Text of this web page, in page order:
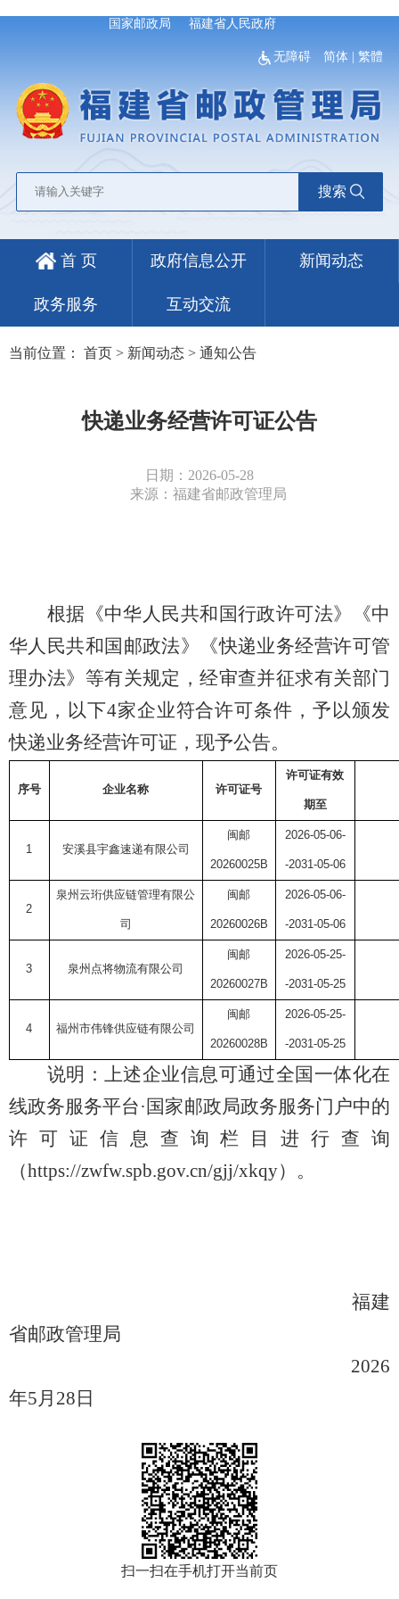
国家邮政局 福建省人民政府
无障碍 简体 |繁體
搜索
首 页 政府信息公开 新闻动态
政务服务 互动交流
当前位置： 首页 > 新闻动态 > 通知公告
快递业务经营许可证公告
日期：2026-05-28
来源：福建省邮政管理局
根据《中华人民共和国行政许可法》《中
华人民共和国邮政法》《快递业务经营许可管
理办法》等有关规定，经审查并征求有关部门
意见，以下4家企业符合许可条件，予以颁发
快递业务经营许可证，现予公告。
序号 企业名称 许可证号
许可证有效
期至
1 安溪县宇鑫速递有限公司
闽邮
20260025B
2026-05-06-
-2031-05-06
2
泉州云珩供应链管理有限公
司
闽邮
20260026B
2026-05-06-
-2031-05-06
3 泉州点将物流有限公司
闽邮
20260027B
2026-05-25-
-2031-05-25
4 福州市伟锋供应链有限公司
闽邮
20260028B
2026-05-25-
-2031-05-25
说明：上述企业信息可通过全国一体化在
线政务服务平台·国家邮政局政务服务门户中的
许可证信息查询栏目进行查询
（https://zwfw.spb.gov.cn/gjj/xkqy）。
福建
省邮政管理局
2026
年5 月 28 日
扫一扫在手机打开当前页